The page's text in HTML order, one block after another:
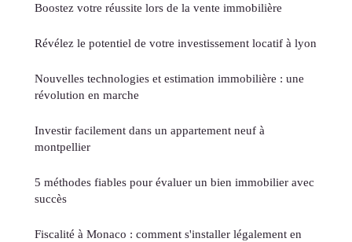
Boostez votre réussite lors de la vente immobilière
Révélez le potentiel de votre investissement locatif à lyon
Nouvelles technologies et estimation immobilière : une
révolution en marche
Investir facilement dans un appartement neuf à
montpellier
5 méthodes fiables pour évaluer un bien immobilier avec
succès
Fiscalité à Monaco : comment s'installer légalement en